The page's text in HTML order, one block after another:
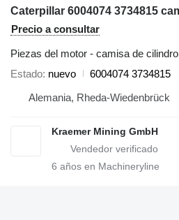
Precio a consultar
Piezas del motor - camisa de cilindro
Estado nuevo
6004074 3734815
Alemania, Rheda-Wiedenbrück
Kraemer Mining GmbH
6 años en Machineryline